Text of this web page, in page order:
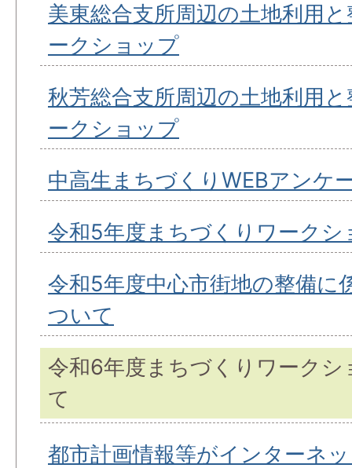
美東総合支所周辺の土地利用
ークショップ
秋芳総合支所周辺の土地利用
ークショップ
中高生まちづくりWEBアンケ
令和5年度まちづくりワークシ
令和5年度中心市街地の整備に
ついて
令和6年度まちづくりワーク
て
都市計画情報等がインターネ